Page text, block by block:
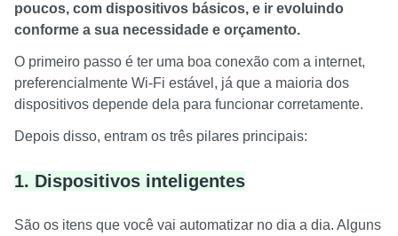
poucos, com dispositivos básicos, e ir evoluindo
conforme a sua necessidade e orçamento.
O primeiro passo é ter uma boa conexão com a internet,
preferencialmente Wi-Fi estável, já que a maioria dos
dispositivos depende dela para funcionar corretamente.
Depois disso, entram os três pilares principais:
1. Dispositivos inteligentes
São os itens que você vai automatizar no dia a dia. Alguns